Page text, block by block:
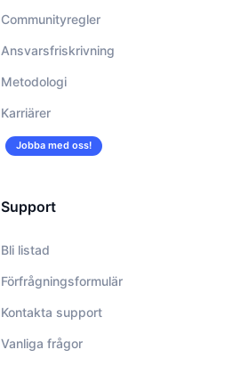
Communityregler
Ansvarsfriskrivning
Metodologi
Karriärer
Jobba med oss!
Support
Bli listad
Förfrågningsformulär
Kontakta support
Vanliga frågor